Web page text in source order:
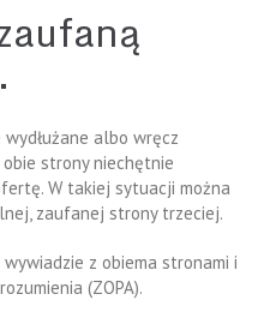
albo wręcz
strony niechętnie
W takiej sytuacji można
zaufanej strony trzeciej.
z obiema stronami i
(ZOPA).